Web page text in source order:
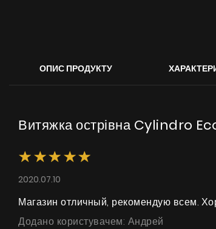
ОПИС ПРОДУКТУ
Витяжка острівна Cylindro
2020.07.10
Магазин отличный, рекомендую всем.
Додано користувачем: Андрей